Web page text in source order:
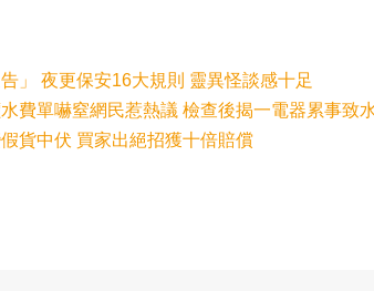
」 夜更保安16大規則 靈異怪談感十足
費單嚇窒網民惹熱議 檢查後揭一電器累事致
貨中伏 買家出絕招獲十倍賠償